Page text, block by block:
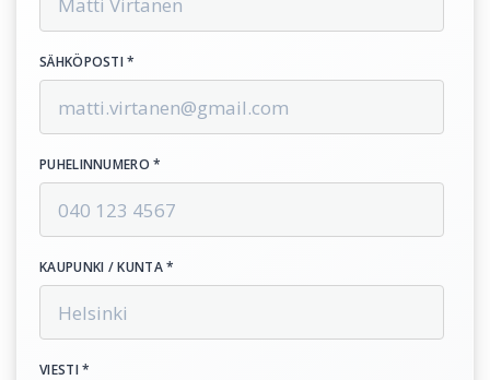
SÄHKÖPOSTI *
PUHELINNUMERO *
KAUPUNKI / KUNTA *
VIESTI *